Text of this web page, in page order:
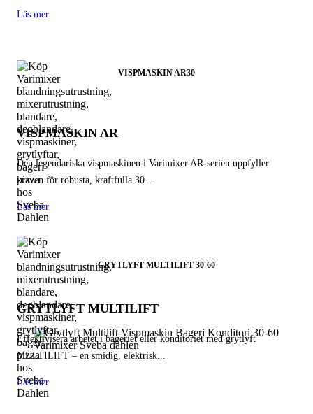
Läs mer
VISPMASKIN AR30
VISPMASKIN AR
Den legendariska vispmaskinen i Varimixer AR-serien uppfyller
kraven för robusta, kraftfulla 30...
Läs mer
GRYTLYFT MULTILIFT 30-60
GRYTLYFT MULTILIFT
Effektivisera arbetet i bageriet eller konditoriet med grytlyft
MULTILIFT – en smidig, elektrisk...
Läs mer